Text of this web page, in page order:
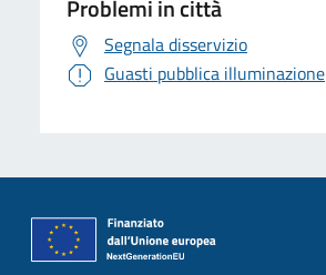
Problemi in città
Segnala disservizio
Guasti pubblica illuminazione